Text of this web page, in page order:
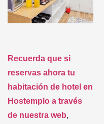
Recuerda que si
reservas ahora tu
habitación de hotel en
Hostemplo a través
de nuestra web,